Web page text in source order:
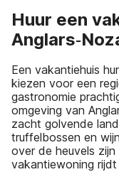
Huur een
Een vakantiehuis
kiezen voor een
gastronomie
omgeving van
zacht golvende
truffelbossen en
over de heuvels
vakantiewoning